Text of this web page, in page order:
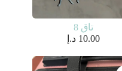
تاق 8
10.00 د.إ